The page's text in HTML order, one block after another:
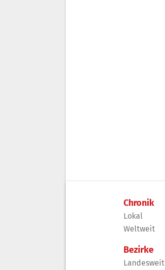
Chronik
Lokal
Weltweit
Bezirke
Landesweit